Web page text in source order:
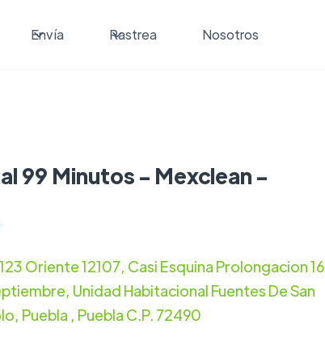
Envía Rastrea Nosotros
99 Minutos - Mexclean -
Oriente 12107, Casi Esquina Prolongacion 16
Unidad Habitacional Fuentes De San
Puebla , Puebla C.P. 72490